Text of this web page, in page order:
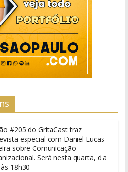
#205 do GritaCast traz
especial com Daniel Lucas
sobre Comunicação
Será nesta quarta, dia
18h30